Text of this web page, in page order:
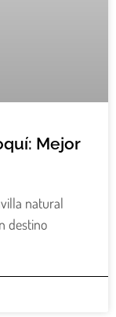
Mejor
natural
destino